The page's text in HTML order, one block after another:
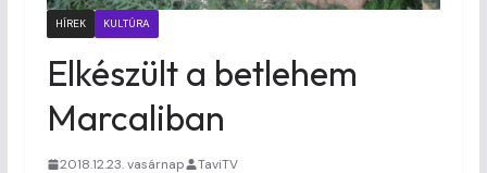
HÍREK KULTÚRA
Elkészült a betlehem
Marcaliban
2018.12.23. vasárnap TaviTV